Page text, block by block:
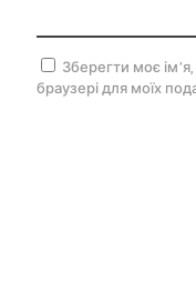
Зберегти моє
браузері для моїх